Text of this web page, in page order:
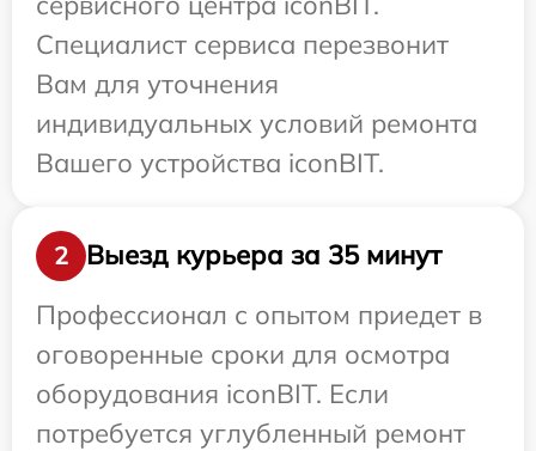
Специалист сервиса перезвонит
Вам для уточнения
индивидуальных условий ремонта
Вашего устройства iconBIT.
2
Выезд курьера за 35 минут
Профессионал с опытом приедет в
оговоренные сроки для осмотра
оборудования iconBIT. Если
потребуется углубленный ремонт